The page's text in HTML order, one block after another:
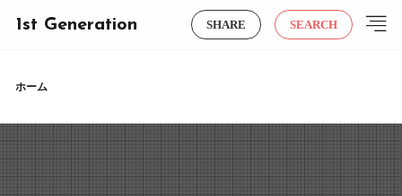
1st Generation SHARE SEARCH
ホーム